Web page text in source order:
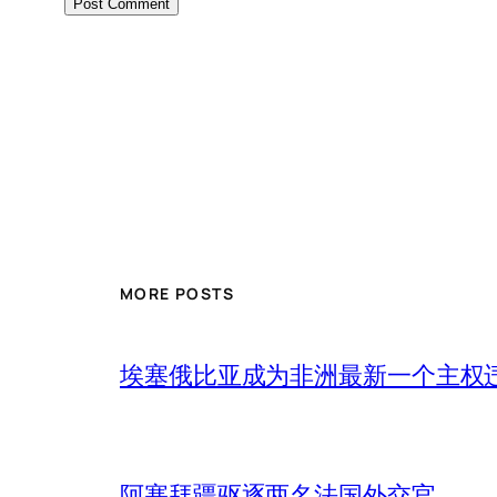
MORE POSTS
埃塞俄比亚成为非洲最新一个主权